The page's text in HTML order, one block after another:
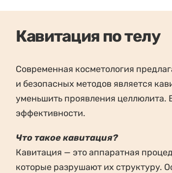
Кавитация по телу
Современная косметология
и безопасных методов является
уменьшить проявления целлюлита.
эффективности.
Что такое кавитация?
Кавитация — это аппаратная
которые разрушают их структуру.